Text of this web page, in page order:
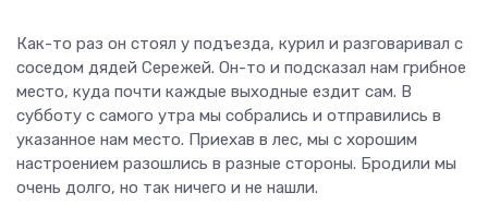
Как-то раз он стоял у подъезда, курил и разговаривал с
соседом дядей Сережей. Он-то и подсказал нам грибное
место, куда почти каждые выходные ездит сам. В
субботу с самого утра мы собрались и отправились в
указанное нам место. Приехав в лес, мы с хорошим
настроением разошлись в разные стороны. Бродили мы
очень долго, но так ничего и не нашли.